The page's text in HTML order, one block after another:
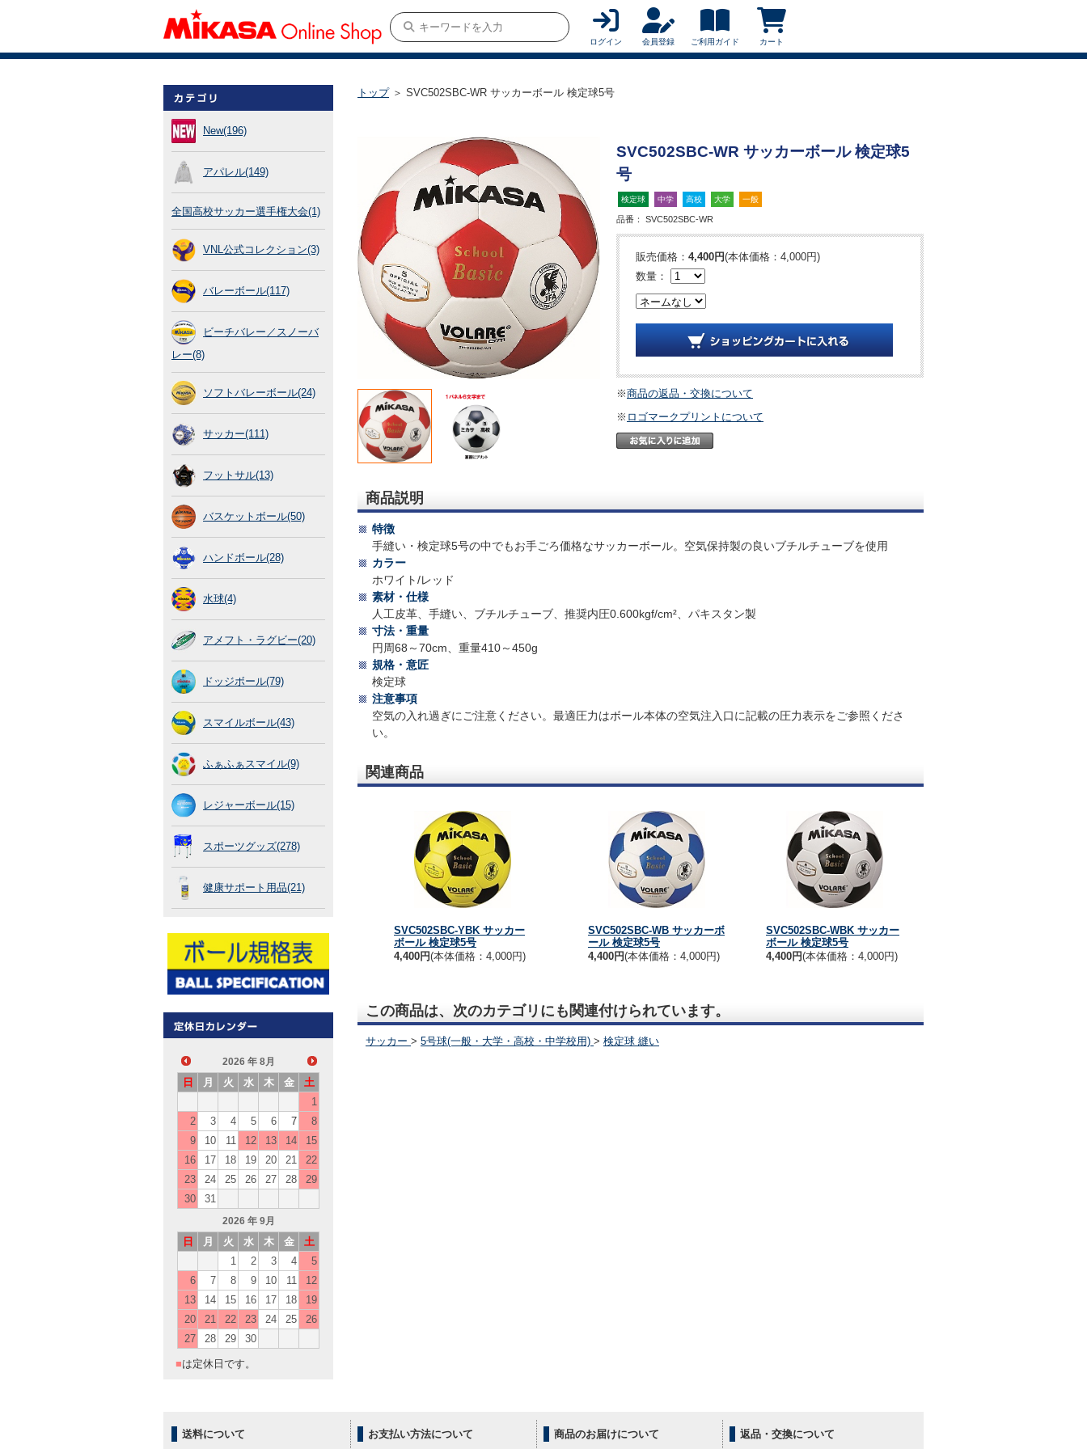
ログイン 会員登録 ご利用ガイド カート
New(196)
アパレル(149)
全国高校サッカー選手権大会(1)
VNL公式コレクション(3)
バレーボール(117)
ビーチバレー／スノーバ
レー(8)
ソフトバレーボール(24)
サッカー(111)
フットサル(13)
バスケットボール(50)
ハンドボール(28)
水球(4)
アメフト・ラグビー(20)
ドッジボール(79)
スマイルボール(43)
ふぁふぁスマイル(9)
レジャーボール(15)
スポーツグッズ(278)
健康サポート用品(21)
2026 年 8月
日 月 火 水 木 金
土
1
2
3 4 5 6 7
8
9
10 11 12 13 14
15
16
17 18 19 20 21
22
23
24 25 26 27 28
29
30
31
2026 年 9月
日 月 火 水 木 金
土
1
2 3 4
5
6
7 8 9 10 11
12
13
14 15 16 17 18
19
20
21 22 23 24 25
26
27
28 29 30
■は定休日です。
トップ＞ SVC502SBC-WR サッカーボール 検定球5号
SVC502SBC-WR サッカーボール 検定球5
号
検定球 中学 高校 大学 一般
品番： SVC502SBC-WR
販売価格： 4,400円(本体価格：4,000円)
数量：
※商品の返品・交換について
※ ロゴマークプリントについて
商品説明
特徴
手縫い・検定球5号の中でもお手ごろ価格なサッカーボール。空気保持製の良いブチルチューブを使用
カラー
ホワイト/レッド
素材・仕様
人工皮革、手縫い、ブチルチューブ、推奨内圧0.600kgf/cm²、パキスタン製
寸法・重量
円周68～70cm、重量410～450g
規格・意匠
検定球
注意事項
空気の入れ過ぎにご注意ください。最適圧力はボール本体の空気注入口に記載の圧力表示をご参照くださ
い。
関連商品
SVC502SBC-YBK サッカー
ボール 検定球5号
4,400円(本体価格：4,000円)
SVC502SBC-WB サッカーボ
ール 検定球5号
4,400円(本体価格：4,000円)
SVC502SBC-WBK サッカー
ボール 検定球5号
4,400円(本体価格：4,000円)
この商品は、次のカテゴリにも関連付けられています。
サッカー > 5号球(一般・大学・高校・中学校用) > 検定球 縫い
送料について お支払い方法について 商品のお届けについて 返品・交換について